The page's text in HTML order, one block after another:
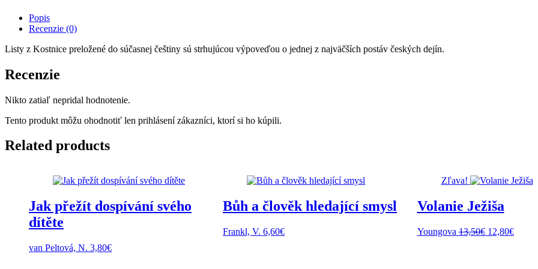
Popis
Recenzie (0)
Listy z Kostnice preložené do súčasnej češtiny sú strhujúcou výpoveďou o jednej z najväčších postáv českých dejín.
Recenzie
Nikto zatiaľ nepridal hodnotenie.
Tento produkt môžu ohodnotiť len prihlásení zákazníci, ktorí si ho kúpili.
Related products
Jak přežít dospívání svého
dítěte
van Peltová, N. 3,80€
Bůh a člověk hledající smysl
Frankl, V. 6,60€
Zľava!
Volanie Ježiša
Youngova 13,50€ Pôvodná
12,80€